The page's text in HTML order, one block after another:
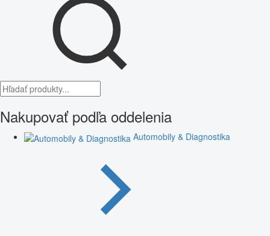
Nakupovať podľa oddelenia
Automobily & Diagnostika